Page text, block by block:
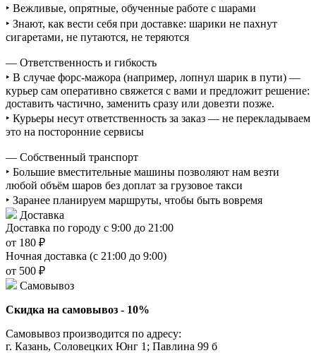
‣ Вежливые, опрятные, обученные работе с шарами
‣ Знают, как вести себя при доставке: шарики не пахнут
сигаретами, не путаются, не теряются
— Ответственность и гибкость
‣ В случае форс-мажора (например, лопнул шарик в пути) —
курьер сам оперативно свяжется с вами и предложит решение:
доставить частично, заменить сразу или довезти позже.
‣ Курьеры несут ответственность за заказ — не перекладываем
это на посторонние сервисы
— Собственный транспорт
‣ Большие вместительные машины позволяют нам везти
любой объём шаров без доплат за грузовое такси
‣ Заранее планируем маршруты, чтобы быть вовремя
Доставка
Доставка по городу с 9:00 до 21:00
от 180 ₽
Ночная доставка (с 21:00 до 9:00)
от 500 ₽
Самовывоз
Скидка на самовывоз - 10%
Самовывоз производится по адресу:
г. Казань, Соловецких Юнг 1; Павлина 99 б